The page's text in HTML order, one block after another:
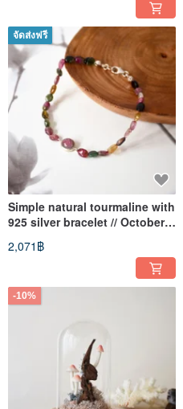
จัดส่งฟรี
Simple natural tourmaline with
925 silver bracelet // October
birthday stone
2,071฿
-10%